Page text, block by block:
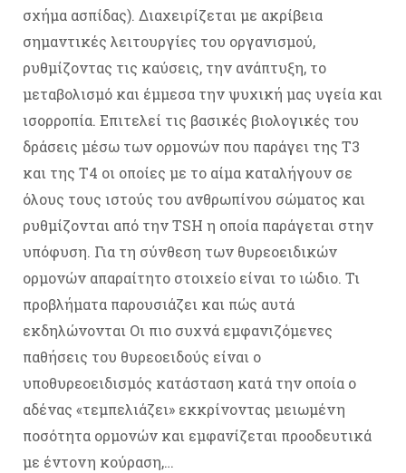
σχήμα ασπίδας). Διαχειρίζεται με ακρίβεια
σημαντικές λειτουργίες του οργανισμού,
ρυθμίζοντας τις καύσεις, την ανάπτυξη, το
μεταβολισμό και έμμεσα την ψυχική μας υγεία και
ισορροπία. Επιτελεί τις βασικές βιολογικές του
δράσεις μέσω των ορμονών που παράγει της Τ3
και της Τ4 οι οποίες με το αίμα καταλήγουν σε
όλους τους ιστούς του ανθρωπίνου σώματος και
ρυθμίζονται από την ΤSH η οποία παράγεται στην
υπόφυση. Για τη σύνθεση των θυρεοειδικών
ορμονών απαραίτητο στοιχείο είναι το ιώδιο. Τι
προβλήματα παρουσιάζει και πώς αυτά
εκδηλώνονται Οι πιο συχνά εμφανιζόμενες
παθήσεις του θυρεοειδούς είναι ο
υποθυρεοειδισμός κατάσταση κατά την οποία ο
αδένας «τεμπελιάζει» εκκρίνοντας μειωμένη
ποσότητα ορμονών και εμφανίζεται προοδευτικά
με έντονη κούραση,…